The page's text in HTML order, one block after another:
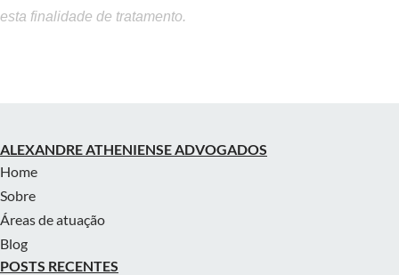
esta finalidade de tratamento.
ALEXANDRE ATHENIENSE ADVOGADOS
Home
Sobre
Áreas de atuação
Blog
POSTS RECENTES